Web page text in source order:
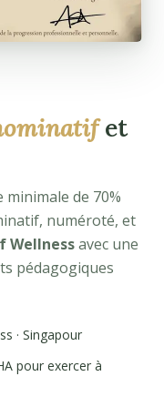
et
de 70%
numéroté, et
Wellnessavec une
pédagogiques
· Singapour
pour exercer à